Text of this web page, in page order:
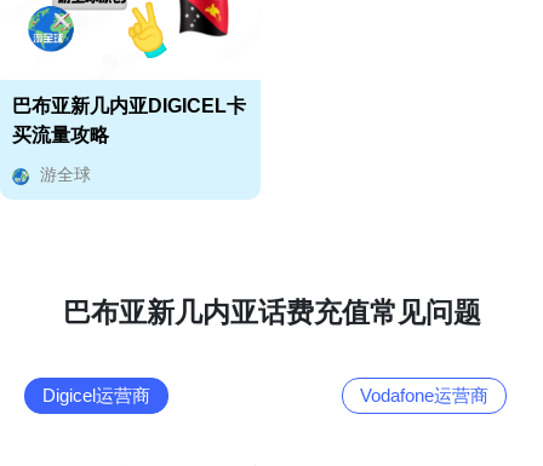
巴布亚新几内亚DIGICEL卡
买流量攻略
游全球
巴布亚新几内亚话费充值常见问题
Digicel运营商 Vodafone运营商